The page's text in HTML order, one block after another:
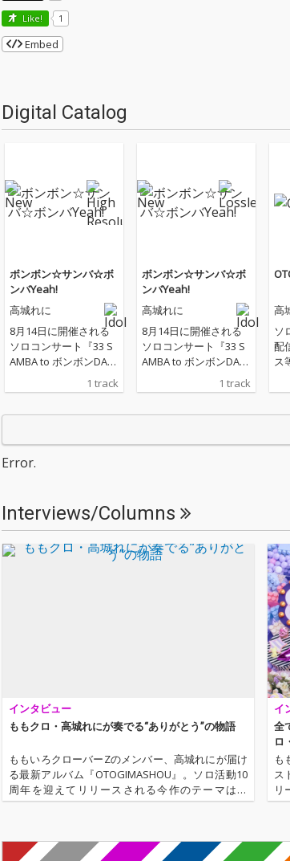
Like! 1
Embed
Digital Catalog
ボンボン☆サンバ☆ボ
ンバYeah!
高城れに
8月14日に開催される
ソロコンサート『33 S
AMBA to ボンボンDAN
CE～まるごとれにちゃ
ん祭り 2026～』テーマ
1 track
ボンボン☆サンバ☆ボ
ンバYeah!
高城れに
8月14日に開催される
ソロコンサート『33 S
AMBA to ボンボンDAN
CE～まるごとれにちゃ
ん祭り 2026～』テーマ
1 track
高
ソ
配
ス
バ
Error.
Interviews/Columns
インタビュー
ももクロ・高城れにが奏でる“ありがとう”の物語
ももいろクローバーZのメンバー、高城れにが届け
る最新アルバム『OTOGIMASHOU』。ソロ活動10
周年を迎えてリリースされる今作のテーマは、
「御伽噺」だ。けれど、そこに描かれるのは決し
イ
全
ロ
も
ス
リ
め